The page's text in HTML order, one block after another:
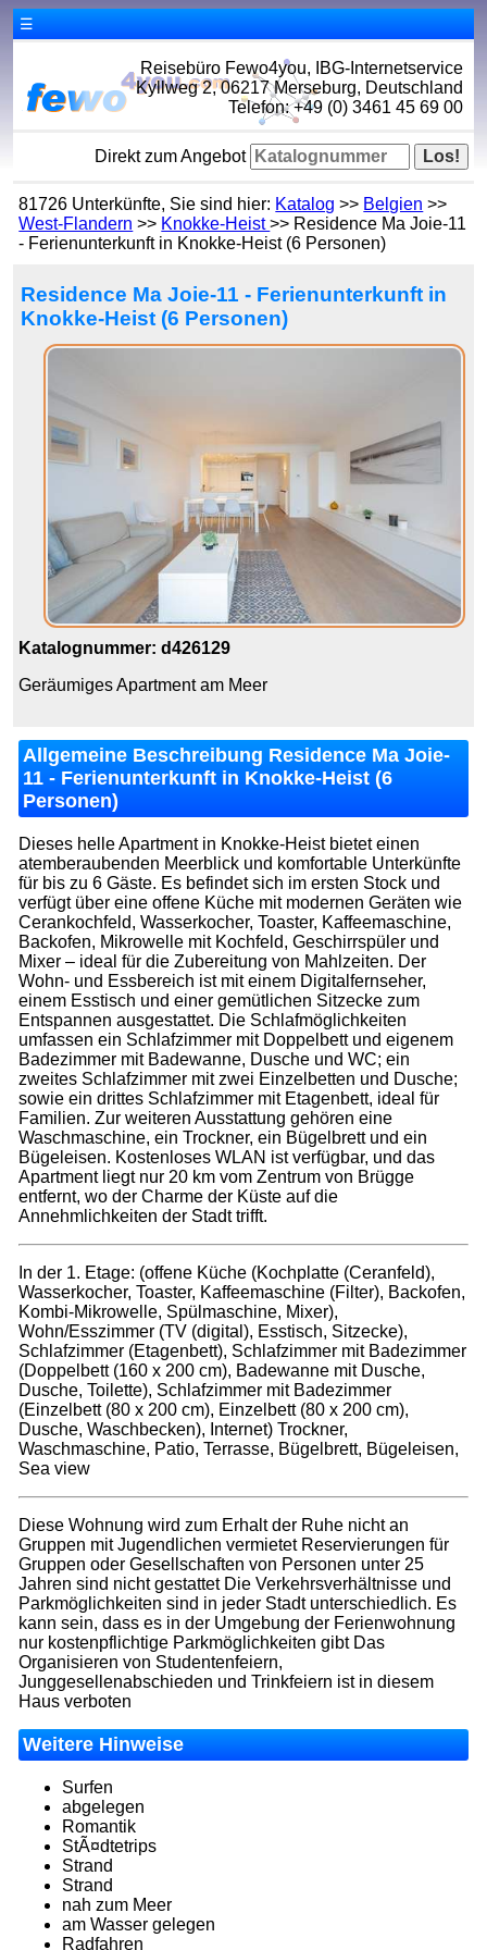
☰
Reisebüro Fewo4you, IBG-Internetservice
Kyllweg 2, 06217 Merseburg, Deutschland
Telefon: +49 (0) 3461 45 69 00
Direkt zum Angebot
81726 Unterkünfte, Sie sind hier: Katalog >> Belgien >>
West-Flandern >> Knokke-Heist>> Residence Ma Joie-11
- Ferienunterkunft in Knokke-Heist (6 Personen)
Residence Ma Joie-11 - Ferienunterkunft in
Knokke-Heist (6 Personen)
Katalognummer: d426129
Geräumiges Apartment am Meer
Allgemeine Beschreibung Residence Ma Joie-
11 - Ferienunterkunft in Knokke-Heist (6
Personen)
Dieses helle Apartment in Knokke-Heist bietet einen
atemberaubenden Meerblick und komfortable Unterkünfte
für bis zu 6 Gäste. Es befindet sich im ersten Stock und
verfügt über eine offene Küche mit modernen Geräten wie
Cerankochfeld, Wasserkocher, Toaster, Kaffeemaschine,
Backofen, Mikrowelle mit Kochfeld, Geschirrspüler und
Mixer – ideal für die Zubereitung von Mahlzeiten. Der
Wohn- und Essbereich ist mit einem Digitalfernseher,
einem Esstisch und einer gemütlichen Sitzecke zum
Entspannen ausgestattet. Die Schlafmöglichkeiten
umfassen ein Schlafzimmer mit Doppelbett und eigenem
Badezimmer mit Badewanne, Dusche und WC; ein
zweites Schlafzimmer mit zwei Einzelbetten und Dusche;
sowie ein drittes Schlafzimmer mit Etagenbett, ideal für
Familien. Zur weiteren Ausstattung gehören eine
Waschmaschine, ein Trockner, ein Bügelbrett und ein
Bügeleisen. Kostenloses WLAN ist verfügbar, und das
Apartment liegt nur 20 km vom Zentrum von Brügge
entfernt, wo der Charme der Küste auf die
Annehmlichkeiten der Stadt trifft.
In der 1. Etage: (offene Küche (Kochplatte (Ceranfeld),
Wasserkocher, Toaster, Kaffeemaschine (Filter), Backofen,
Kombi-Mikrowelle, Spülmaschine, Mixer),
Wohn/Esszimmer (TV (digital), Esstisch, Sitzecke),
Schlafzimmer (Etagenbett), Schlafzimmer mit Badezimmer
(Doppelbett (160 x 200 cm), Badewanne mit Dusche,
Dusche, Toilette), Schlafzimmer mit Badezimmer
(Einzelbett (80 x 200 cm), Einzelbett (80 x 200 cm),
Dusche, Waschbecken), Internet) Trockner,
Waschmaschine, Patio, Terrasse, Bügelbrett, Bügeleisen,
Sea view
Diese Wohnung wird zum Erhalt der Ruhe nicht an
Gruppen mit Jugendlichen vermietet Reservierungen für
Gruppen oder Gesellschaften von Personen unter 25
Jahren sind nicht gestattet Die Verkehrsverhältnisse und
Parkmöglichkeiten sind in jeder Stadt unterschiedlich. Es
kann sein, dass es in der Umgebung der Ferienwohnung
nur kostenpflichtige Parkmöglichkeiten gibt Das
Organisieren von Studentenfeiern,
Junggesellenabschieden und Trinkfeiern ist in diesem
Haus verboten
Weitere Hinweise
Surfen
abgelegen
Romantik
StÃ¤dtetrips
Strand
Strand
nah zum Meer
am Wasser gelegen
Radfahren